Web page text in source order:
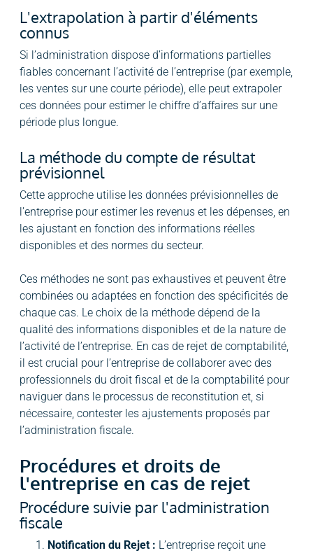
L'extrapolation à partir d'éléments
connus
Si l’administration dispose d’informations partielles
fiables concernant l’activité de l’entreprise (par exemple,
les ventes sur une courte période), elle peut extrapoler
ces données pour estimer le chiffre d’affaires sur une
période plus longue.
La méthode du compte de résultat
prévisionnel
Cette approche utilise les données prévisionnelles de
l’entreprise pour estimer les revenus et les dépenses, en
les ajustant en fonction des informations réelles
disponibles et des normes du secteur.
Ces méthodes ne sont pas exhaustives et peuvent être
combinées ou adaptées en fonction des spécificités de
chaque cas. Le choix de la méthode dépend de la
qualité des informations disponibles et de la nature de
l’activité de l’entreprise. En cas de rejet de comptabilité,
il est crucial pour l’entreprise de collaborer avec des
professionnels du droit fiscal et de la comptabilité pour
naviguer dans le processus de reconstitution et, si
nécessaire, contester les ajustements proposés par
l’administration fiscale.
Procédures et droits de
l'entreprise en cas de rejet
Procédure suivie par l'administration
fiscale
Notification du Rejet : L’entreprise reçoit une